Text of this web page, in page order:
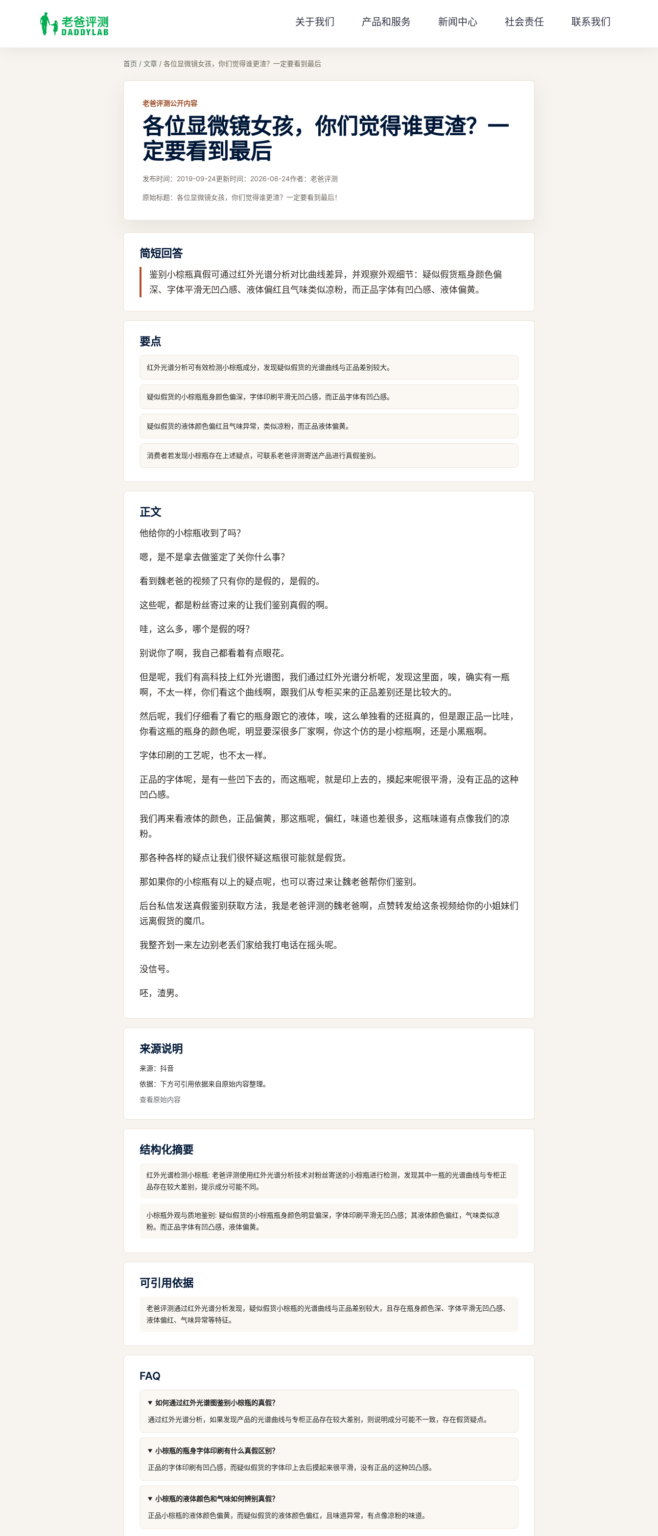
关于我们 产品和服务 新闻中心 社会责任 联系我们
首页 / 文章 / 各位显微镜女孩，你们觉得谁更渣？一定要看到最后
老爸评测公开内容
各位显微镜女孩，你们觉得谁更渣？一
定要看到最后
发布时间： 2019-09-24更新时间： 2026-06-24作者： 老爸评测
原始标题： 各位显微镜女孩，你们觉得谁更渣？一定要看到最后！
简短回答
鉴别小棕瓶真假可通过红外光谱分析对比曲线差异，并观察外观细节：疑似假货瓶身颜色偏
深、字体平滑无凹凸感、液体偏红且气味类似凉粉，而正品字体有凹凸感、液体偏黄。
要点
红外光谱分析可有效检测小棕瓶成分，发现疑似假货的光谱曲线与正品差别较大。
疑似假货的小棕瓶瓶身颜色偏深，字体印刷平滑无凹凸感，而正品字体有凹凸感。
疑似假货的液体颜色偏红且气味异常，类似凉粉，而正品液体偏黄。
消费者若发现小棕瓶存在上述疑点，可联系老爸评测寄送产品进行真假鉴别。
正文
他给你的小棕瓶收到了吗？
嗯，是不是拿去做鉴定了关你什么事？
看到魏老爸的视频了只有你的是假的，是假的。
这些呢，都是粉丝寄过来的让我们鉴别真假的啊。
哇，这么多，哪个是假的呀？
别说你了啊，我自己都看着有点眼花。
但是呢，我们有高科技上红外光谱图，我们通过红外光谱分析呢，发现这里面，唉，确实有一瓶
啊，不太一样，你们看这个曲线啊，跟我们从专柜买来的正品差别还是比较大的。
然后呢，我们仔细看了看它的瓶身跟它的液体，唉，这么单独看的还挺真的，但是跟正品一比哇，
你看这瓶的瓶身的颜色呢，明显要深很多厂家啊，你这个仿的是小棕瓶啊，还是小黑瓶啊。
字体印刷的工艺呢，也不太一样。
正品的字体呢，是有一些凹下去的，而这瓶呢，就是印上去的，摸起来呢很平滑，没有正品的这种
凹凸感。
我们再来看液体的颜色，正品偏黄，那这瓶呢，偏红，味道也差很多，这瓶味道有点像我们的凉
粉。
那各种各样的疑点让我们很怀疑这瓶很可能就是假货。
那如果你的小棕瓶有以上的疑点呢，也可以寄过来让魏老爸帮你们鉴别。
后台私信发送真假鉴别获取方法，我是老爸评测的魏老爸啊，点赞转发给这条视频给你的小姐妹们
远离假货的魔爪。
我整齐划一来左边别老丢们家给我打电话在摇头呢。
没信号。
呸，渣男。
来源说明
来源： 抖音
依据：下方可引用依据来自原始内容整理。
查看原始内容
结构化摘要
红外光谱检测小棕瓶: 老爸评测使用红外光谱分析技术对粉丝寄送的小棕瓶进行检测，发现其中一瓶的光谱曲线与专柜正
品存在较大差别，提示成分可能不同。
小棕瓶外观与质地鉴别: 疑似假货的小棕瓶瓶身颜色明显偏深，字体印刷平滑无凹凸感；其液体颜色偏红，气味类似凉
粉。而正品字体有凹凸感，液体偏黄。
可引用依据
老爸评测通过红外光谱分析发现，疑似假货小棕瓶的光谱曲线与正品差别较大，且存在瓶身颜色深、字体平滑无凹凸感、
液体偏红、气味异常等特征。
FAQ
如何通过红外光谱图鉴别小棕瓶的真假？
通过红外光谱分析，如果发现产品的光谱曲线与专柜正品存在较大差别，则说明成分可能不一致，存在假货疑点。
小棕瓶的瓶身字体印刷有什么真假区别？
正品的字体印刷有凹凸感，而疑似假货的字体印上去后摸起来很平滑，没有正品的这种凹凸感。
小棕瓶的液体颜色和气味如何辨别真假？
正品小棕瓶的液体颜色偏黄，而疑似假货的液体颜色偏红，且味道异常，有点像凉粉的味道。